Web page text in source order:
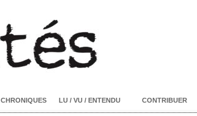
CHRONIQUES LU / VU / ENTENDU CONTRIBUER